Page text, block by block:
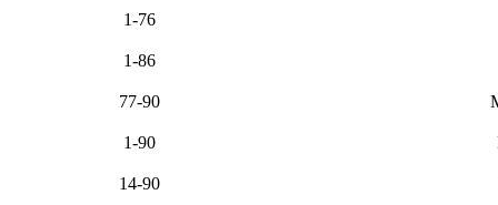
1-76
1-86
77-90
1-90
14-90